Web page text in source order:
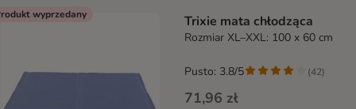
wyprzedany Trixie mata chłodząca
Rozmiar XL–XXL: 100 x 60 cm
71,96 zł
Pusto: 3.8/5 (42)